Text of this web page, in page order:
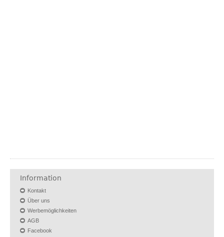
Information
Kontakt
Über uns
Werbemöglichkeiten
AGB
Facebook